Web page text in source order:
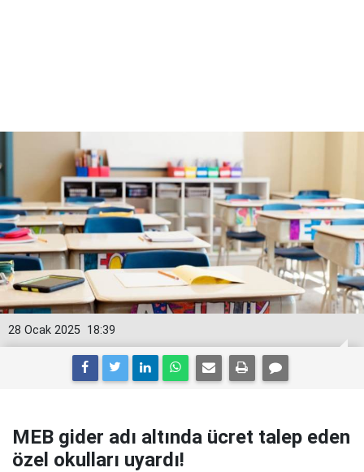
18:39
28 Ocak 2025
MEB gider adı altında ücret talep eden
özel okulları uyardı!